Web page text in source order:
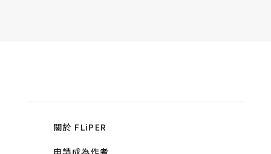
關於 FLiPER
申請成為作者